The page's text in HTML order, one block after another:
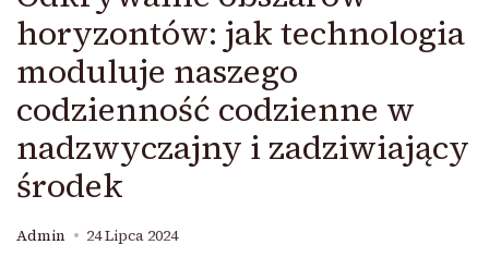
horyzontów: jak technologia
moduluje naszego
codzienność codzienne w
nadzwyczajny i zadziwiający
środek
Admin 24 Lipca 2024